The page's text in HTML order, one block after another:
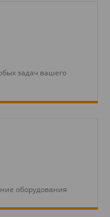
задач вашего
оборудования